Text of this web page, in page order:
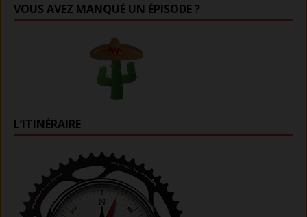
VOUS AVEZ MANQUÉ UN ÉPISODE ?
L’ITINÉRAIRE